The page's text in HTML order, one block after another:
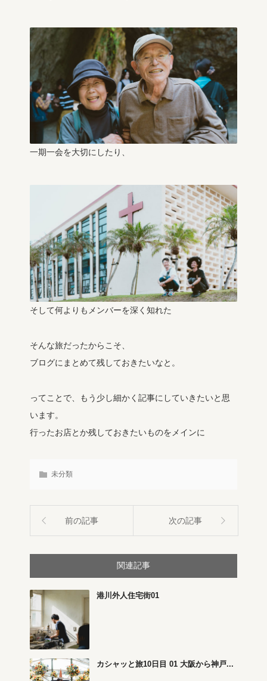
一期一会を大切にしたり、
そして何よりもメンバーを深く知れた
そんな旅だったからこそ、
ブログにまとめて残しておきたいなと。
ってことで、もう少し細かく記事にしていきたいと思
います。
行ったお店とか残しておきたいものをメインに
未分類
前の記事 次の記事
関連記事
港川外人住宅街01
カシャッと旅10日目 01 大阪から神戸...